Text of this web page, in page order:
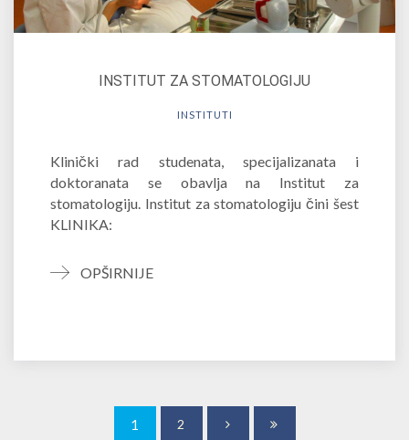
INSTITUT ZA STOMATOLOGIJU
INSTITUTI
Klinički rad studenata, specijalizanata i
doktoranata se obavlja na Institut za
stomatologiju. Institut za stomatologiju čini šest
KLINIKA:
OPŠIRNIJE
1 2